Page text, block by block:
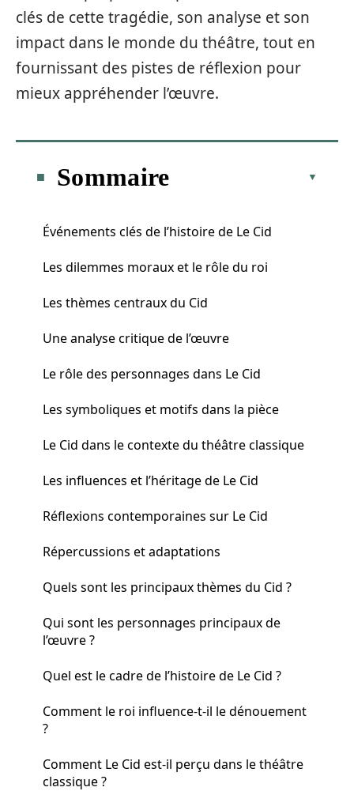
clés de cette tragédie, son analyse et son
impact dans le monde du théâtre, tout en
fournissant des pistes de réflexion pour
mieux appréhender l’œuvre.
Sommaire
Événements clés de l’histoire de Le Cid
Les dilemmes moraux et le rôle du roi
Les thèmes centraux du Cid
Une analyse critique de l’œuvre
Le rôle des personnages dans Le Cid
Les symboliques et motifs dans la pièce
Le Cid dans le contexte du théâtre classique
Les influences et l’héritage de Le Cid
Réflexions contemporaines sur Le Cid
Répercussions et adaptations
Quels sont les principaux thèmes du Cid ?
Qui sont les personnages principaux de
l’œuvre ?
Quel est le cadre de l’histoire de Le Cid ?
Comment le roi influence-t-il le dénouement
?
Comment Le Cid est-il perçu dans le théâtre
classique ?